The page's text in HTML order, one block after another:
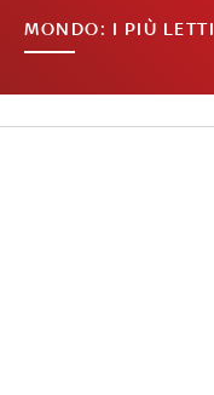
MONDO: I PIÙ LETTI